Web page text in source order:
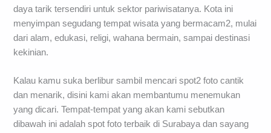
daya tarik tersendiri untuk sektor pariwisatanya. Kota ini
menyimpan segudang tempat wisata yang bermacam2, mulai
dari alam, edukasi, religi, wahana bermain, sampai destinasi
kekinian.
Kalau kamu suka berlibur sambil mencari spot2 foto cantik
dan menarik, disini kami akan membantumu menemukan
yang dicari. Tempat-tempat yang akan kami sebutkan
dibawah ini adalah spot foto terbaik di Surabaya dan sayang